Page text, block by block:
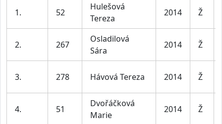
1. 52
Hulešová
Tereza
2014 Ž
2. 267
Osladilová
Sára
2014 Ž
3. 278 Hávová Tereza 2014 Ž
4. 51
Dvořáčková
Marie
2014 Ž